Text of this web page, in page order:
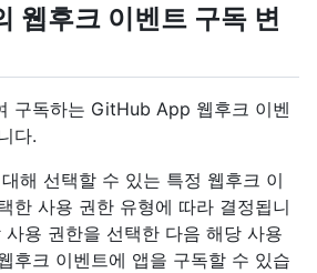
웹후크 이벤트 구독 변
구독하는 GitHub App 웹후크 이벤
다.
해 선택할 수 있는 특정 웹후크 이
한 사용 권한 유형에 따라 결정됩니
용 권한을 선택한 다음 해당 사용
후크 이벤트에 앱을 구독할 수 있습